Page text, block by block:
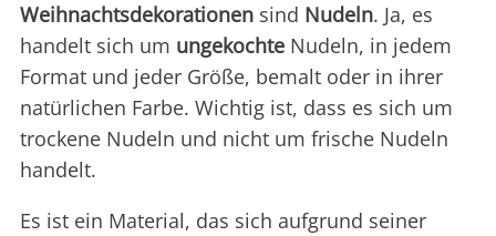
Weihnachtsdekorationen sind Nudeln. Ja, es
handelt sich um ungekochte Nudeln, in jedem
Format und jeder Größe, bemalt oder in ihrer
natürlichen Farbe. Wichtig ist, dass es sich um
trockene Nudeln und nicht um frische Nudeln
handelt.
Es ist ein Material, das sich aufgrund seiner